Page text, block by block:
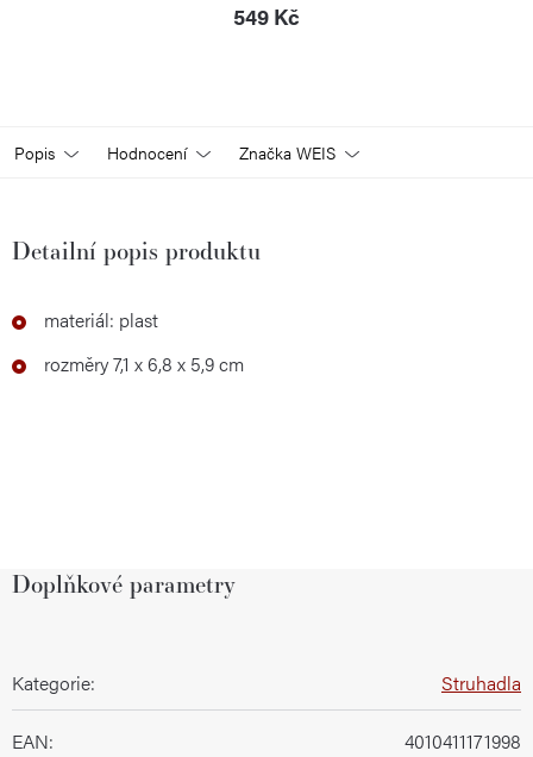
549 Kč
Popis Hodnocení Značka WEIS
Detailní popis produktu
materiál: plast
rozměry 7,1 x 6,8 x 5,9 cm
Doplňkové parametry
Kategorie: Struhadla
EAN: 4010411171998